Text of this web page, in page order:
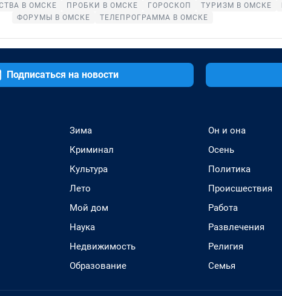
В ОМСКЕ ПРОБКИ В ОМСКЕ ГОРОСКОП ТУРИЗМ В ОМСКЕ
ФОРУМЫ В ОМСКЕ
ТЕЛЕПРОГРАММА В ОМСКЕ
Подписаться на новости
Зима
Криминал
Культура
Лето
Мой дом
Наука
Недвижимость
Образование
Он и она
Осень
Политика
Происшествия
Работа
Развлечения
Религия
Семья